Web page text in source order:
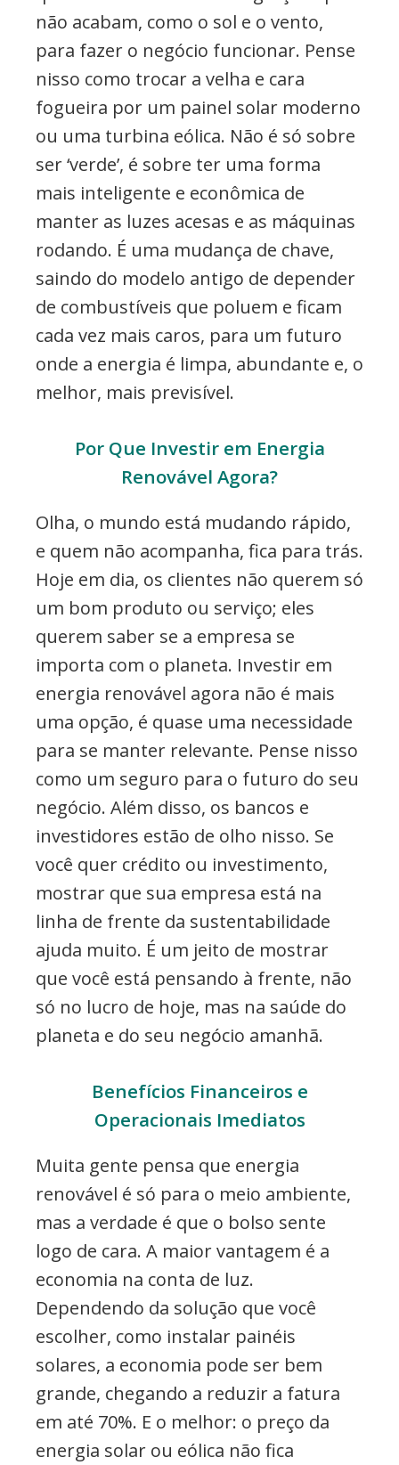
não acabam, como o sol e o vento,
para fazer o negócio funcionar. Pense
nisso como trocar a velha e cara
fogueira por um painel solar moderno
ou uma turbina eólica. Não é só sobre
ser ‘verde’, é sobre ter uma forma
mais inteligente e econômica de
manter as luzes acesas e as máquinas
rodando. É uma mudança de chave,
saindo do modelo antigo de depender
de combustíveis que poluem e ficam
cada vez mais caros, para um futuro
onde a energia é limpa, abundante e, o
melhor, mais previsível.
Por Que Investir em Energia
Renovável Agora?
Olha, o mundo está mudando rápido,
e quem não acompanha, fica para trás.
Hoje em dia, os clientes não querem só
um bom produto ou serviço; eles
querem saber se a empresa se
importa com o planeta. Investir em
energia renovável agora não é mais
uma opção, é quase uma necessidade
para se manter relevante. Pense nisso
como um seguro para o futuro do seu
negócio. Além disso, os bancos e
investidores estão de olho nisso. Se
você quer crédito ou investimento,
mostrar que sua empresa está na
linha de frente da sustentabilidade
ajuda muito. É um jeito de mostrar
que você está pensando à frente, não
só no lucro de hoje, mas na saúde do
planeta e do seu negócio amanhã.
Benefícios Financeiros e
Operacionais Imediatos
Muita gente pensa que energia
renovável é só para o meio ambiente,
mas a verdade é que o bolso sente
logo de cara. A maior vantagem é a
economia na conta de luz.
Dependendo da solução que você
escolher, como instalar painéis
solares, a economia pode ser bem
grande, chegando a reduzir a fatura
em até 70%. E o melhor: o preço da
energia solar ou eólica não fica